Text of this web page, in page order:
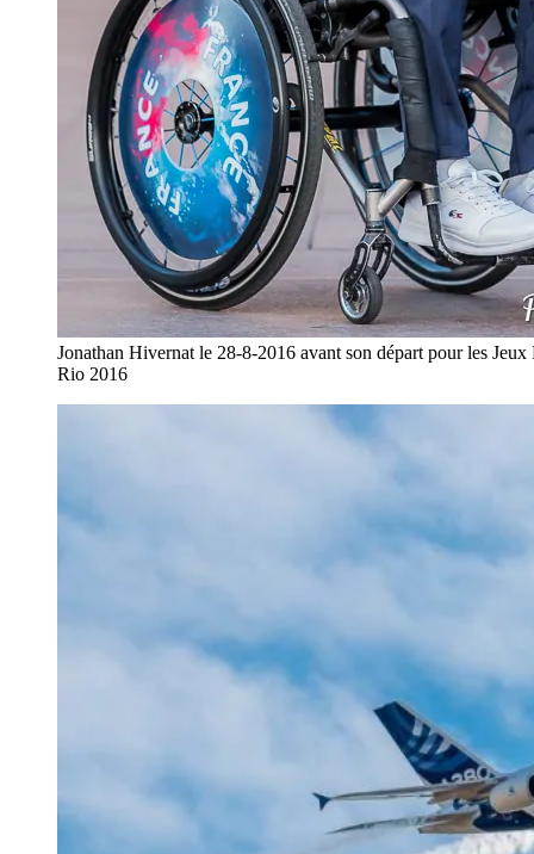
Jonathan Hivernat le 28-8-2016 avant son départ pour les Jeux
Rio 2016